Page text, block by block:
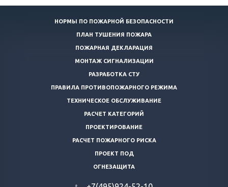
НОРМЫ ПО ПОЖАРНОЙ БЕЗОПАСНОСТИ
ПЛАН ТУШЕНИЯ ПОЖАРА
ПОЖАРНАЯ ДЕКЛАРАЦИЯ
МОНТАЖ СИГНАЛИЗАЦИИ
РАЗРАБОТКА СТУ
ПРАВИЛА ПРОТИВОПОЖАРНОГО РЕЖИМА
ТЕХНИЧЕСКОЕ ОБСЛУЖИВАНИЕ
РАСЧЕТ КАТЕГОРИЙ
ПРОЕКТИРОВАНИЕ
РАСЧЕТ ПОЖАРНОГО РИСКА
ПРОЕКТ ПОД
ОГНЕЗАЩИТА